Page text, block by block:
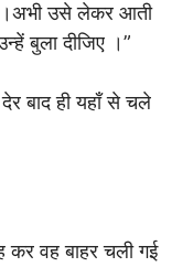
।अभी उसे लेकर आती
बुला दीजिए ।”
बाद ही यहाँ से चले
कर वह बाहर चली गई